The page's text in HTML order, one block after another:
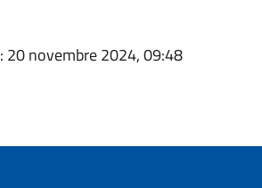
: 20 novembre 2024, 09:48